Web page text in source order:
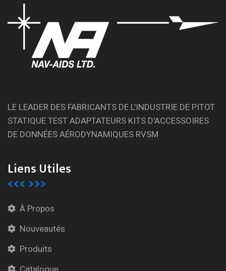
LE LEADER DES FABRICANTS DE L'INDUSTRIE DE PITOT
STATIQUE TEST ADAPTATEURS KITS D'ACCESSOIRES
DE DONNÉES AÉRODYNAMIQUES RVSM
Liens Utiles
À Propos
Nouveautés
Produits